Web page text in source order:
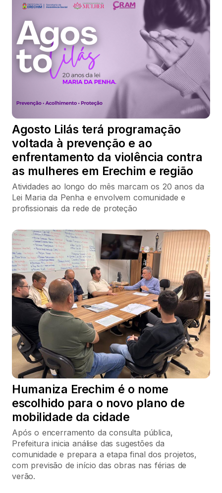
Agosto Lilás terá programação
voltada à prevenção e ao
enfrentamento da violência contra
as mulheres em Erechim e região
Atividades ao longo do mês marcam os 20 anos da
Lei Maria da Penha e envolvem comunidade e
profissionais da rede de proteção
Humaniza Erechim é o nome
escolhido para o novo plano de
mobilidade da cidade
Após o encerramento da consulta pública,
Prefeitura inicia análise das sugestões da
comunidade e prepara a etapa final dos projetos,
com previsão de início das obras nas férias de
verão.